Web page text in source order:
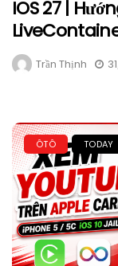
IOS 27 |
Trần Thịnh
ÔTÔ TODAY